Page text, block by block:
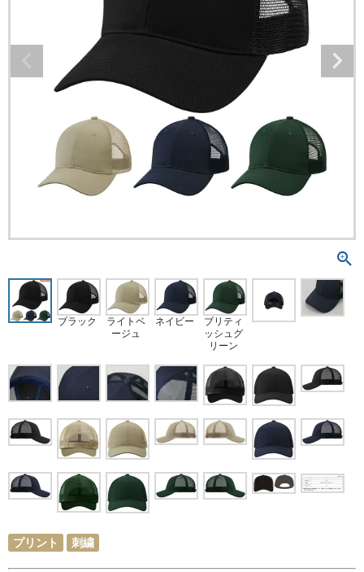
ブラック
ライトベ
ージュ
ネイビー
ブリティ
ッシュグ
リーン
プリント 刺繍